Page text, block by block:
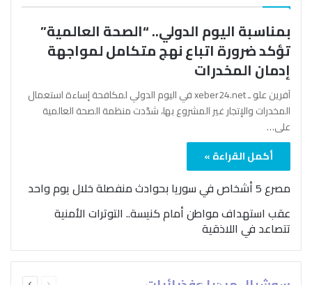
بمناسبة اليوم الدولي.. “الصحة العالمية”
تؤكد ضرورة اتباع نهج متكامل لمواجهة
إدمان المخدرات
آفرين علو ـ xeber24.net في اليوم الدولي لمكافحة إساءة استعمال
المخدرات والإتجار غير المشروع بها، شدّدت منظمة الصحة العالمية
على…
أكمل القراءة »
مصرع 5 أشخاص في سوريا بحوادث منفصلة خلال يوم واحد
عقب استهداف مواطن أمام كنيسة.. التوترات الأمنية
تتصاعد في اللاذقية
بمناسبة اليوم الدولي..